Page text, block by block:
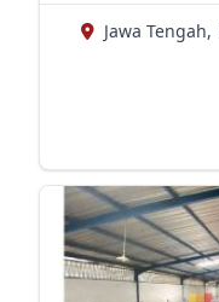
Jawa Tengah,